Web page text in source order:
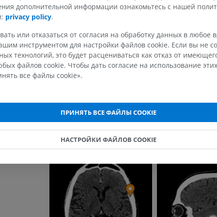
щель
Литература
Anderson BW, Kortz MW, Black AC, et al. Anatomy, Head
[Updated 2023 Nov 9]. In: StatPearls [Internet]. Treasure
Галерея
МРТ верхней
MPT
ПРЕМИУМ
МРТ плечевого сустава
MPT
МРТ запястья
ПРЕМИУМ
МРТ кисти
ПРЕМИУМ
МРТ нижней
ПРЕМИУМ
МРТ
дополнительной информации ознакомьтесь с нашей
privacy policy.
или отказаться от согласия на обработку данных в любое
инструментом для настройки файлов cookie. Если вы не
технологий, это будет расцениваться как отказ от
файлов cookie. Чтобы дать согласие на использование
все файлы cookie».
ПРИНЯТЬ ВСЕ ФАЙЛЫ COOKIE
НАСТРОЙКИ ФАЙЛОВ COOKIE